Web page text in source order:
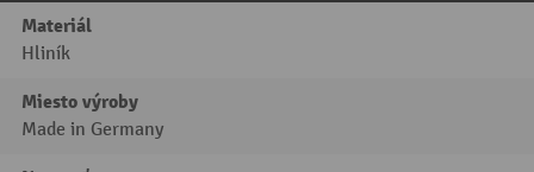
Materiál
Hliník
Miesto výroby
Made in Germany